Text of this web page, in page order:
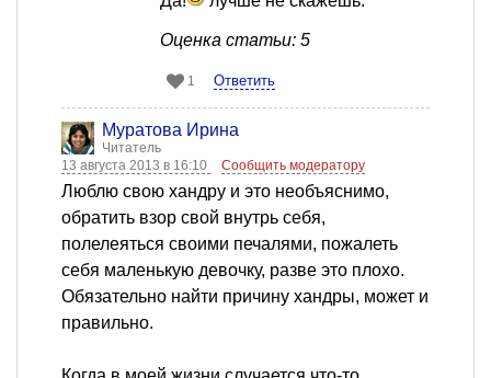
Оценка статьи: 5
1 Ответить
Муратова Ирина
Читатель
13 августа 2013 в 16:10
Сообщить модератору
Люблю свою хандру и это необъяснимо,
обратить взор свой внутрь себя,
полелеяться своими печалями, пожалеть
себя маленькую девочку, разве это плохо.
Обязательно найти причину хандры, может и
правильно.